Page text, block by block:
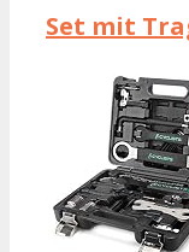
Set mit